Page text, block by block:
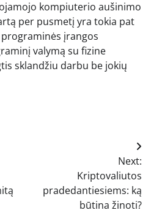
kompiuterio aušinimo
per pusmetį yra tokia pat
įrangos
valymą su fizine
sklandžiu darbu be jokių
Next:
Kriptovaliutos
pradedantiesiems: ką
būtina žinoti?